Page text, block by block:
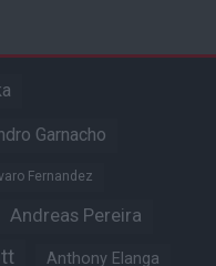
Garnacho
Fernandez
Andreas Pereira
Anthony Elanga